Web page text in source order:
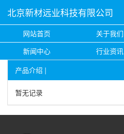
北京新材远业科技有限公司
网站首页 关于我们
新闻中心
行业资讯
产品介绍 |
暂无记录